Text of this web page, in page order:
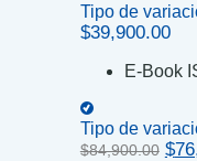
Tipo de
$39,900.00
E-Book
Tipo de
$84,900.00 $